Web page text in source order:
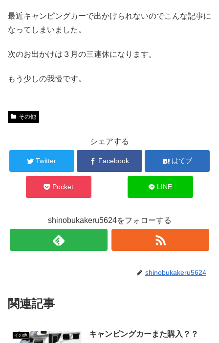
最近キャンピングカーで出かけられないのでこんな記事に
なってしまいました。
次のお出かけは３月の三連休になります。
もう少しの我慢です。
その他
シェアする
Twitter Facebook はてブ
Pocket LINE
shinobukakeru5624をフォローする
shinobukakeru5624
関連記事
その他 キャンピングカーまた購入？？